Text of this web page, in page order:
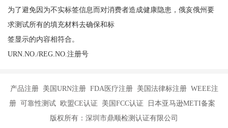
为了避免因为不实标签信息而对消费者造成健康隐患，俄亥俄州要
求测试所有的填充材料去确保和标
签显示的内容相符合。
URN.NO./REG.NO.注册号
产品注册 美国URN注册 FDA医疗注册 美国法律标注册 WEEE注
册 可靠性测试 欧盟CE认证 美国FCC认证 日本亚马逊METI备案
版权所有：深圳市鼎顺检测认证有限公司